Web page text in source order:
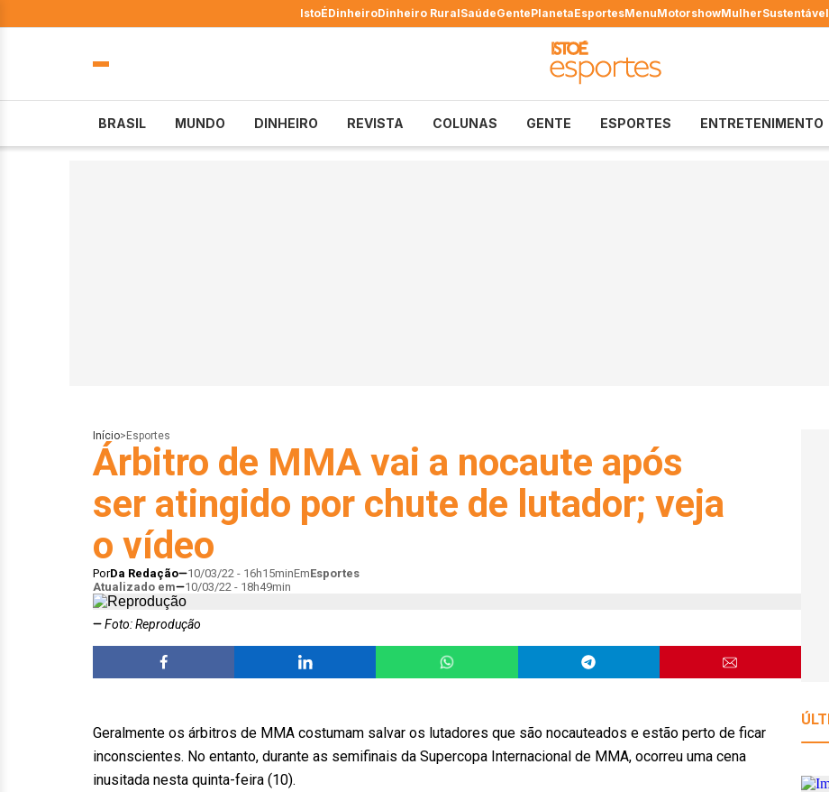
IstoÉDinheiroDinheiro RuralSaúdeGentePlanetaEsportesMenuMotorshowMulherSustentável
BRASIL MUNDO DINHEIRO REVISTA COLUNAS GENTE ESPORTES ENTRETENIMENTO
Início> Esportes
Árbitro de MMA vai a nocaute após
ser atingido por chute de lutador; veja
o vídeo
PorDa Redação 10/03/22 - 16h15minEmEsportes
Atualizado em
10/03/22 - 18h49min
Foto: Reprodução
Geralmente os árbitros de MMA costumam salvar os lutadores que são nocauteados e estão perto de ficar
inconscientes. No entanto, durante as semifinais da Supercopa Internacional de MMA, ocorreu uma cena
inusitada nesta quinta-feira (10).